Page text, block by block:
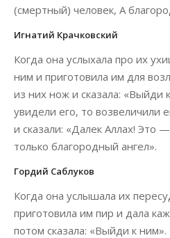
(смертный) человек, А
Игнатий Крачковский
Когда она услыхала про их
ним и приготовила им для
из них нож и сказала: «Выйди
увидели его, то возвеличили
и сказали: «Далек Аллах! Это
только благородный ангел».
Гордий Саблуков
Когда она услышала их
приготовила им пир и дала
потом сказала: «Выйди к